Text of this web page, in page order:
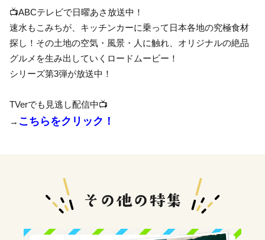
📺ABCテレビで日曜あさ放送中！
速水もこみちが、キッチンカーに乗って日本各地の究極食材
探し！その土地の空気・風景・人に触れ、オリジナルの絶品
グルメを生み出していくロードムービー！
シリーズ第3弾が放送中！
TVerでも見逃し配信中📺
→ こちらをクリック！